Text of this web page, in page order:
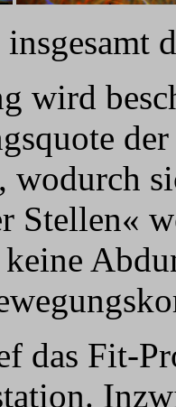
insgesamt
wird
wodurch
Stellen«
das Fit-